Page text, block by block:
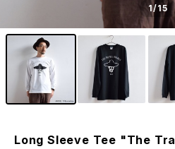
1/15
Long Sleeve Tee "The